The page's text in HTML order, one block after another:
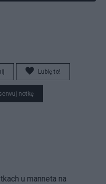
Lubię to!
notkę
u manneta na